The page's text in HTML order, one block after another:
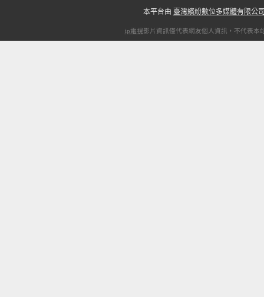
本平台由 臺灣繽紛數位多媒體有限公
ip電視影片資訊僅代表網友個人資訊，不代表本